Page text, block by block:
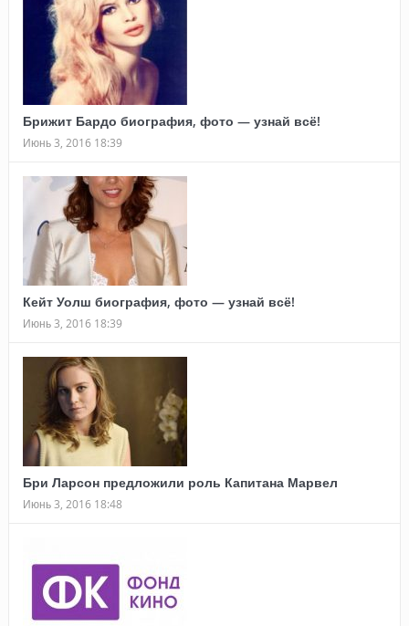
Брижит Бардо биография, фото — узнай всё!
Июнь 3, 2016 18:39
Кейт Уолш биография, фото — узнай всё!
Июнь 3, 2016 18:39
Бри Ларсон предложили роль Капитана Марвел
Июнь 3, 2016 18:48